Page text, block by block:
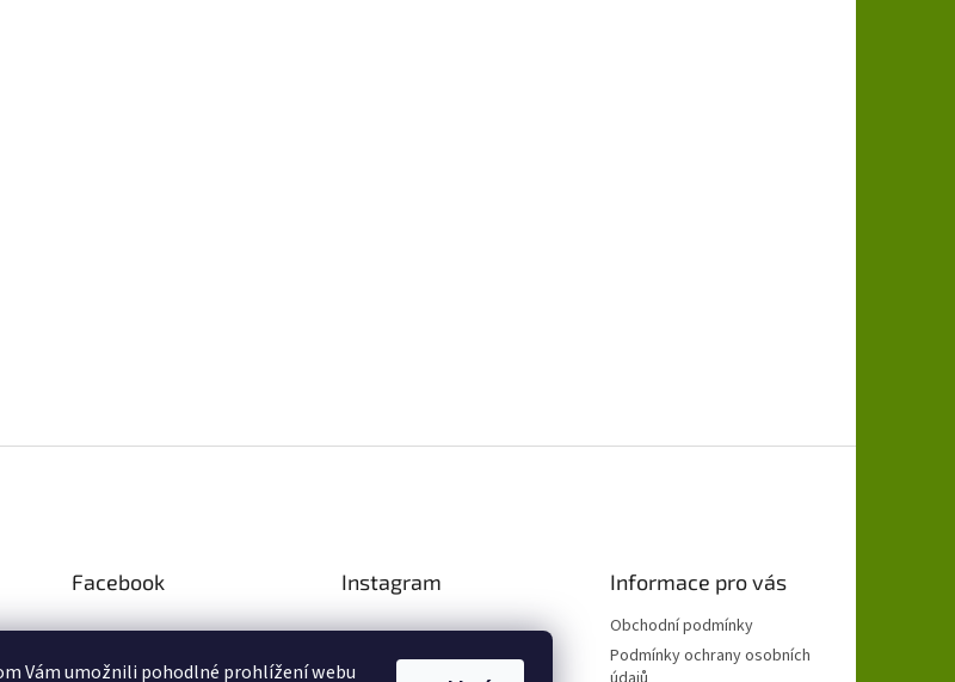
Vám umožnili pohodlné prohlížení webu
Facebook Instagram Informace pro vás
Obchodní podmínky
Podmínky ochrany osobních